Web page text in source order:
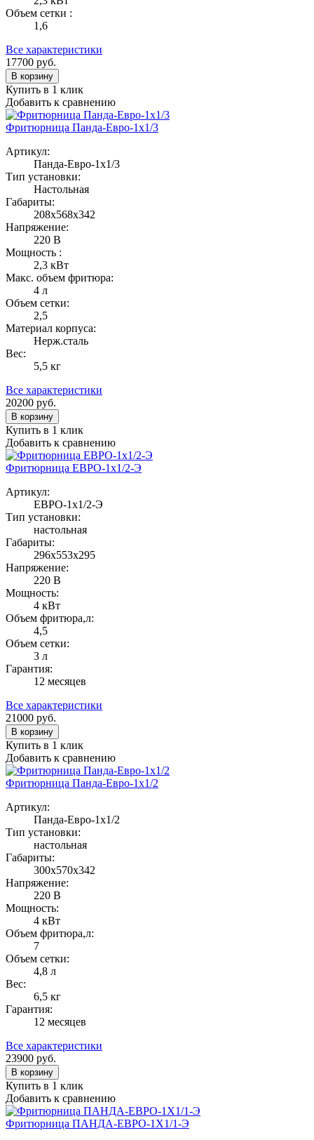
Объем сетки :
1,6
Все характеристики
17700 руб.
В корзину
Купить в 1 клик
Добавить к сравнению
Фритюрница Панда-Евро-1х1/3
Артикул:
Панда-Евро-1х1/3
Тип установки:
Настольная
Габариты:
208х568х342
Напряжение:
220 В
Мощность :
2,3 кВт
Макс. объем фритюра:
4 л
Объем сетки:
2,5
Материал корпуса:
Нерж.сталь
Вес:
5,5 кг
Все характеристики
20200 руб.
В корзину
Купить в 1 клик
Добавить к сравнению
Фритюрница ЕВРО-1х1/2-Э
Артикул:
ЕВРО-1х1/2-Э
Тип установки:
настольная
Габариты:
296х553х295
Напряжение:
220 В
Мощность:
4 кВт
Объем фритюра,л:
4,5
Объем сетки:
3 л
Гарантия:
12 месяцев
Все характеристики
21000 руб.
В корзину
Купить в 1 клик
Добавить к сравнению
Фритюрница Панда-Евро-1х1/2
Артикул:
Панда-Евро-1х1/2
Тип установки:
настольная
Габариты:
300х570х342
Напряжение:
220 В
Мощность:
4 кВт
Объем фритюра,л:
7
Объем сетки:
4,8 л
Вес:
6,5 кг
Гарантия:
12 месяцев
Все характеристики
23900 руб.
В корзину
Купить в 1 клик
Добавить к сравнению
Фритюрница ПАНДА-ЕВРО-1Х1/1-Э